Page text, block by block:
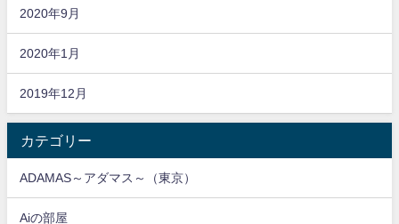
2020年9月
2020年1月
2019年12月
カテゴリー
ADAMAS～アダマス～（東京）
Aiの部屋